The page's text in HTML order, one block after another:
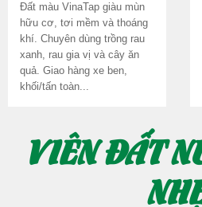
Đất màu VinaTap giàu mùn
hữu cơ, tơi mềm và thoáng
khí. Chuyên dùng trồng rau
xanh, rau gia vị và cây ăn
quả. Giao hàng xe ben,
khối/tấn toàn...
VIÊN ĐẤT